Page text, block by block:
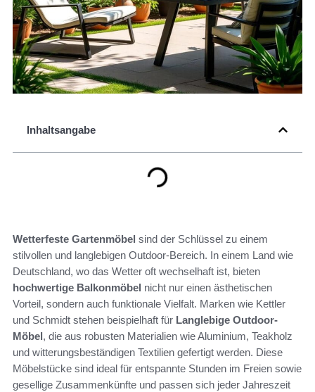
Inhaltsangabe
Wetterfeste Gartenmöbel sind der Schlüssel zu einem
stilvollen und langlebigen Outdoor-Bereich. In einem Land wie
Deutschland, wo das Wetter oft wechselhaft ist, bieten
hochwertige Balkonmöbel nicht nur einen ästhetischen
Vorteil, sondern auch funktionale Vielfalt. Marken wie Kettler
und Schmidt stehen beispielhaft für Langlebige Outdoor-
Möbel, die aus robusten Materialien wie Aluminium, Teakholz
und witterungsbeständigen Textilien gefertigt werden. Diese
Möbelstücke sind ideal für entspannte Stunden im Freien sowie
gesellige Zusammenkünfte und passen sich jeder Jahreszeit